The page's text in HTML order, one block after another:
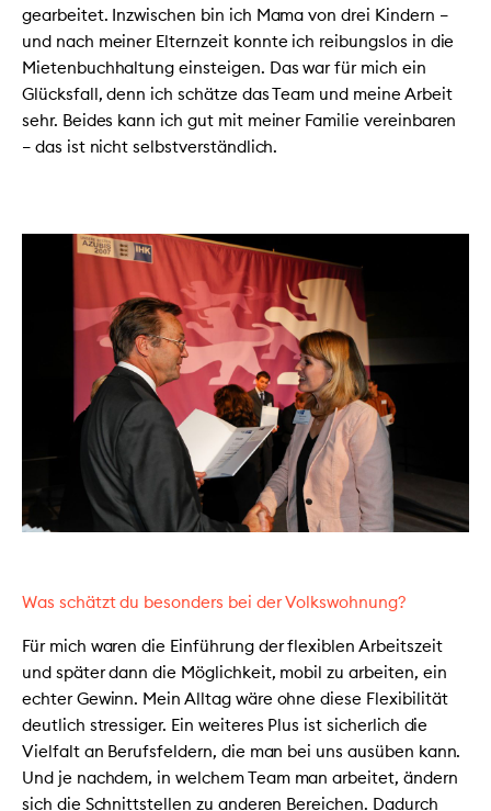
gearbeitet. Inzwischen bin ich Mama von drei Kindern –
und nach meiner Elternzeit konnte ich reibungslos in die
Mietenbuchhaltung einsteigen. Das war für mich ein
Glücksfall, denn ich schätze das Team und meine Arbeit
sehr. Beides kann ich gut mit meiner Familie vereinbaren
– das ist nicht selbstverständlich.
Was schätzt du besonders bei der Volkswohnung?
Für mich waren die Einführung der flexiblen Arbeitszeit
und später dann die Möglichkeit, mobil zu arbeiten, ein
echter Gewinn. Mein Alltag wäre ohne diese Flexibilität
deutlich stressiger. Ein weiteres Plus ist sicherlich die
Vielfalt an Berufsfeldern, die man bei uns ausüben kann.
Und je nachdem, in welchem Team man arbeitet, ändern
sich die Schnittstellen zu anderen Bereichen. Dadurch